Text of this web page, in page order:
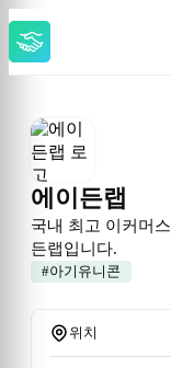
에이든랩
국내 최고 이커머
든랩입니다.
#아기유니콘
위치